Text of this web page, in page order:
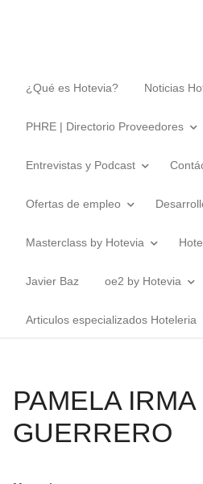
¿Qué es Hotevia? Noticias
PHRE | Directorio Proveedores
Entrevistas y Podcast
Ofertas de empleo
Masterclass by Hotevia
Javier Baz oe2 by Hotevia
Articulos especializados Hoteleria
PAMELA
GUERRERO